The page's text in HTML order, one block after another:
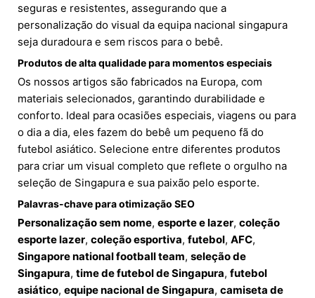
seguras e resistentes, assegurando que a
personalização do visual da equipa nacional singapura
seja duradoura e sem riscos para o bebê.
Produtos de alta qualidade para momentos especiais
Os nossos artigos são fabricados na Europa, com
materiais selecionados, garantindo durabilidade e
conforto. Ideal para ocasiões especiais, viagens ou para
o dia a dia, eles fazem do bebê um pequeno fã do
futebol asiático. Selecione entre diferentes produtos
para criar um visual completo que reflete o orgulho na
seleção de Singapura e sua paixão pelo esporte.
Palavras-chave para otimização SEO
Personalização sem nome, esporte e lazer, coleção
esporte lazer, coleção esportiva, futebol, AFC,
Singapore national football team, seleção de
Singapura, time de futebol de Singapura, futebol
asiático, equipe nacional de Singapura, camiseta de